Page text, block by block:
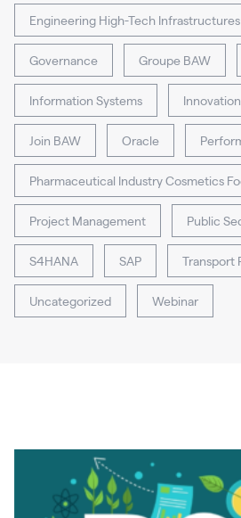
Engineering High-Tech Infrastructures
Governance Groupe BAW
Information Systems Innovation
Join BAW Oracle
Pharmaceutical Industry Cosmetics
Project Management Public
S4HANA SAP Transport
Uncategorized Webinar